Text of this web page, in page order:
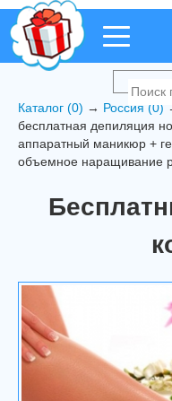
Каталог (0) → Россия (0)
бесплатная депиляция
аппаратный маникюр +
объемное наращивание